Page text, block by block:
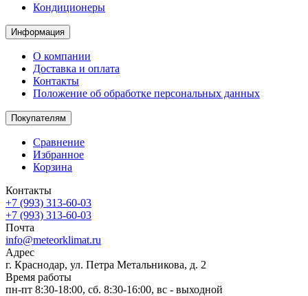
Кондиционеры
Информация
О компании
Доставка и оплата
Контакты
Положение об обработке персональных данных
Покупателям
Сравнение
Избранное
Корзина
Контакты
+7 (993) 313-60-03
+7 (993) 313-60-03
Почта
info@meteorklimat.ru
Адрес
г. Краснодар, ул. Петра Метальникова, д. 2
Время работы
пн-пт 8:30-18:00, сб. 8:30-16:00, вс - выходной